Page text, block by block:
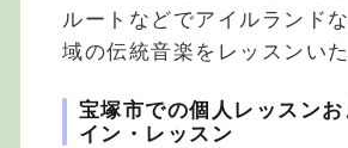
ルートなどでアイルランド
域の伝統音楽をレッスンいた
宝塚市での個人レッスンお
イン・レッスン